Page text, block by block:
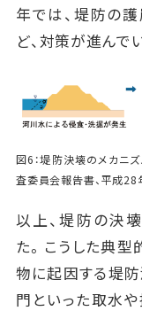
年では、堤防の
ど、対策が進んで
図6：堤防決壊のメカニ
査委員会報告書、平成28
以上、堤防の決
た。こうした典
物に起因する堤
門といった取水